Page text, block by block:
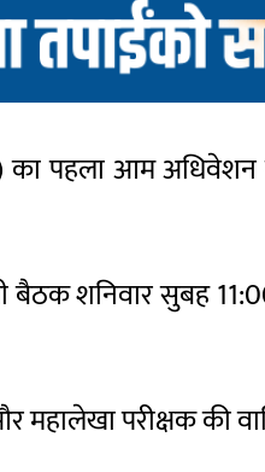
का पहला आम
बैठक शनिवार सुबह
परीक्षक की